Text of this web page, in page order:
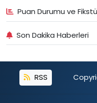
Puan Durumu ve
Son Dakika Haberleri
RSS